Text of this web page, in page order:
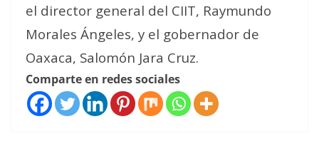
el director general del CIIT, Raymundo
Morales Ángeles, y el gobernador de
Oaxaca, Salomón Jara Cruz.
Comparte en redes sociales